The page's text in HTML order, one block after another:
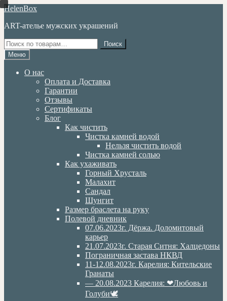
Перейти
навигации
Перейти
содержимому
HelenBox
ART-ателье мужских украшений
Искать:
Поиск
Меню
О нас
Оплата и Доставка
Гарантии
Отзывы
Сертификаты
Блог
Как чистить
Чистка камней водой
Нельзя чистить водой
Чистка камней солью
Как ухаживать
Горный Хрусталь
Малахит
Сандал
Шунгит
Размер браслета на руку
Полевой дневник
07.06.2023г. Дёржа. Доломитовый
карьер
21.07.2023г. Старая Ситня: Халцедоны
Пограничная застава НКВД
11-12.08.2023г. Карелия: Кительские
Гранаты
— 20.08.2023 Карелия: ❤Любовь и
Голуби🕊